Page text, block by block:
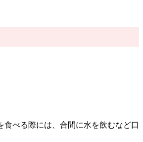
べる際には、合間に水を飲むなど口